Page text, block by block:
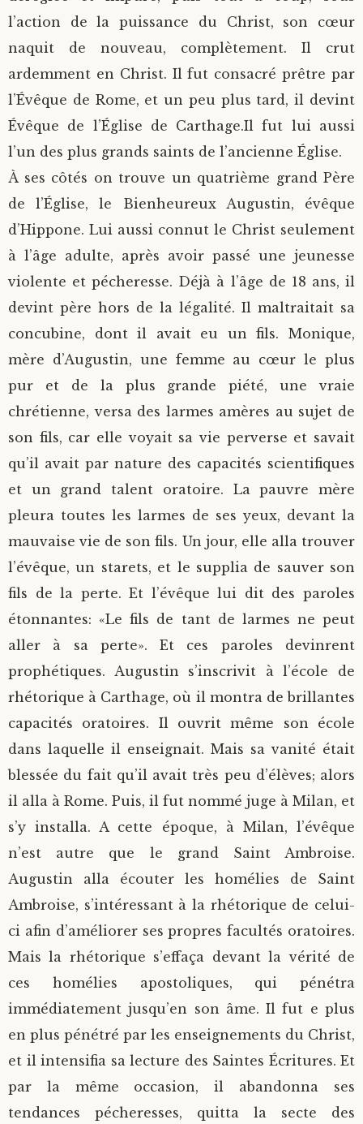
l’action de la puissance du Christ, son cœur
naquit de nouveau, complètement. Il crut
ardemment en Christ. Il fut consacré prêtre par
l’Évêque de Rome, et un peu plus tard, il devint
Évêque de l’Église de Carthage.Il fut lui aussi
l’un des plus grands saints de l’ancienne Église.
À ses côtés on trouve un quatrième grand Père
de l’Église, le Bienheureux Augustin, évêque
d’Hippone. Lui aussi connut le Christ seulement
à l’âge adulte, après avoir passé une jeunesse
violente et pécheresse. Déjà à l’âge de 18 ans, il
devint père hors de la légalité. Il maltraitait sa
concubine, dont il avait eu un fils. Monique,
mère d’Augustin, une femme au cœur le plus
pur et de la plus grande piété, une vraie
chrétienne, versa des larmes amères au sujet de
son fils, car elle voyait sa vie perverse et savait
qu’il avait par nature des capacités scientifiques
et un grand talent oratoire. La pauvre mère
pleura toutes les larmes de ses yeux, devant la
mauvaise vie de son fils. Un jour, elle alla trouver
l’évêque, un starets, et le supplia de sauver son
fils de la perte. Et l’évêque lui dit des paroles
étonnantes: «Le fils de tant de larmes ne peut
aller à sa perte». Et ces paroles devinrent
prophétiques. Augustin s’inscrivit à l’école de
rhétorique à Carthage, où il montra de brillantes
capacités oratoires. Il ouvrit même son école
dans laquelle il enseignait. Mais sa vanité était
blessée du fait qu’il avait très peu d’élèves; alors
il alla à Rome. Puis, il fut nommé juge à Milan, et
s’y installa. A cette époque, à Milan, l’évêque
n’est autre que le grand Saint Ambroise.
Augustin alla écouter les homélies de Saint
Ambroise, s’intéressant à la rhétorique de celui-
ci afin d’améliorer ses propres facultés oratoires.
Mais la rhétorique s’effaça devant la vérité de
ces homélies apostoliques, qui pénétra
immédiatement jusqu’en son âme. Il fut e plus
en plus pénétré par les enseignements du Christ,
et il intensifia sa lecture des Saintes Écritures. Et
par la même occasion, il abandonna ses
tendances pécheresses, quitta la secte des